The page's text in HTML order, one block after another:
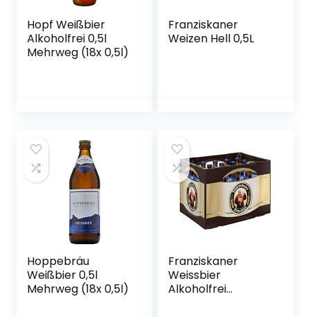
Hopf Weißbier
Alkoholfrei 0,5l
Mehrweg (18x 0,5l)
Franziskaner
Weizen Hell 0,5L
Hoppebräu
Weißbier 0,5l
Mehrweg (18x 0,5l)
Franziskaner
Weissbier
Alkoholfrei